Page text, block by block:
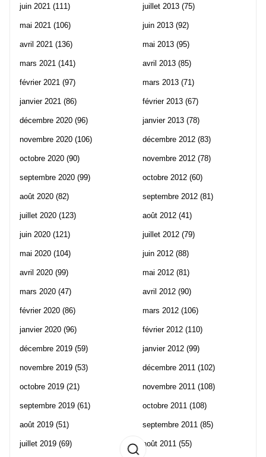
juin 2021 (111)
mai 2021 (106)
avril 2021 (136)
mars 2021 (141)
février 2021 (97)
janvier 2021 (86)
décembre 2020 (96)
novembre 2020 (106)
octobre 2020 (90)
septembre 2020 (99)
août 2020 (82)
juillet 2020 (123)
juin 2020 (121)
mai 2020 (104)
avril 2020 (99)
mars 2020 (47)
février 2020 (86)
janvier 2020 (96)
décembre 2019 (59)
novembre 2019 (53)
octobre 2019 (21)
septembre 2019 (61)
août 2019 (51)
juillet 2019 (69)
juillet 2013 (75)
juin 2013 (92)
mai 2013 (95)
avril 2013 (85)
mars 2013 (71)
février 2013 (67)
janvier 2013 (78)
décembre 2012 (83)
novembre 2012 (78)
octobre 2012 (60)
septembre 2012 (81)
août 2012 (41)
juillet 2012 (79)
juin 2012 (88)
mai 2012 (81)
avril 2012 (90)
mars 2012 (106)
février 2012 (110)
janvier 2012 (99)
décembre 2011 (102)
novembre 2011 (108)
octobre 2011 (108)
septembre 2011 (85)
août 2011 (55)